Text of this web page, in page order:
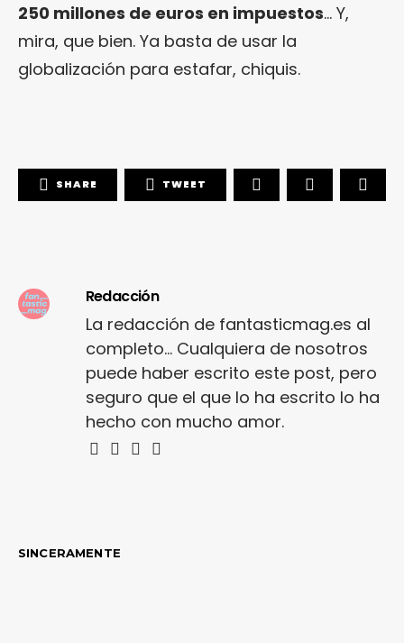
250 millones de euros en impuestos… Y,
mira, que bien. Ya basta de usar la
globalización para estafar, chiquis.
SHARE TWEET
Redacción
La redacción de fantasticmag.es al
completo... Cualquiera de nosotros
puede haber escrito este post, pero
seguro que el que lo ha escrito lo ha
hecho con mucho amor.
SINCERAMENTE